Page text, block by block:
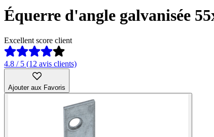
Équerre d'angle galvanisée
Excellent score client
4.8 / 5 (12 avis clients)
Ajouter aux Favoris